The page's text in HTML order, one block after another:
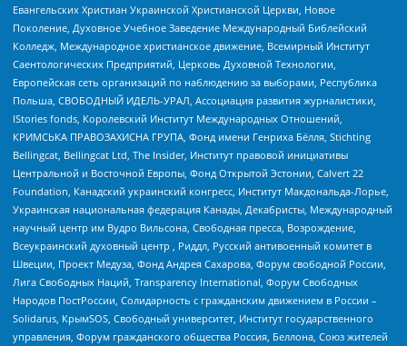
Евангельских Христиан Украинской Христианской Церкви, Новое
Поколение, Духовное Учебное Заведение Международный Библейский
Колледж, Международное христианское движение, Всемирный Институт
Саентологических Предприятий, Церковь Духовной Технологии,
Европейская сеть организаций по наблюдению за выборами, Республика
Польша, СВОБОДНЫЙ ИДЕЛЬ-УРАЛ, Ассоциация развития журналистики,
IStories fonds, Королевский Институт Международных Отношений,
КРИМСЬКА ПРАВОЗАХИСНА ГРУПА, Фонд имени Генриха Бёлля, Stichting
Bellingcat, Bellingcat Ltd, The Insider, Институт правовой инициативы
Центральной и Восточной Европы, Фонд Открытой Эстонии, Calvert 22
Foundation, Канадский украинский конгресс, Институт Макдональда-Лорье,
Украинская национальная федерация Канады, Декабристы, Международный
научный центр им Вудро Вильсона, Свободная пресса, Возрождение,
Всеукраинский духовный центр , Риддл, Русский антивоенный комитет в
Швеции, Проект Медуза, Фонд Андрея Сахарова, Форум свободной России,
Лига Свободных Наций, Transparеncy International, Форум Свободных
Народов ПостРоссии, Солидарность с гражданским движением в России –
Solidarus, КрымSOS, Свободный университет, Институт государственного
управления, Форум гражданского общества Россия, Беллона, Союз жителей